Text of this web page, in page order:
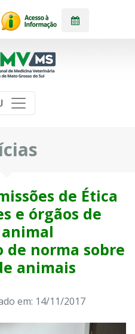
de Ética
e órgãos de
de norma sobre
animais
em: 14/11/2017